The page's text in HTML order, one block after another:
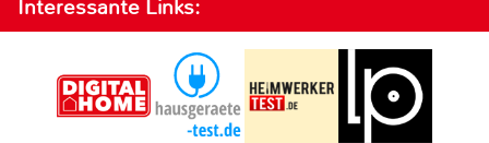
Interessante Links: